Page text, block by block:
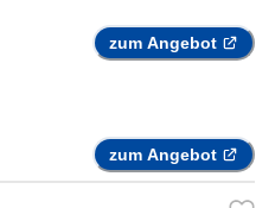
zum Angebot
zum Angebot